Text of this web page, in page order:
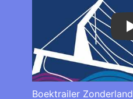
Play
Boektrailer Zonderland